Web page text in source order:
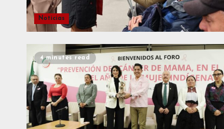
Noticias
4 minutes read